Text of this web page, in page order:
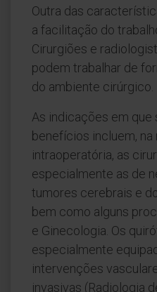
Outra das
a facilitação do
Cirurgiões e
podem trabalhar de
do ambiente cirúrgico.
As indicações em
benefícios incluem,
intraoperatória, as
especialmente as de
tumores cerebrais e
bem como alguns
e Ginecologia. Os
especialmente
intervenções
invasivas (Radiologia